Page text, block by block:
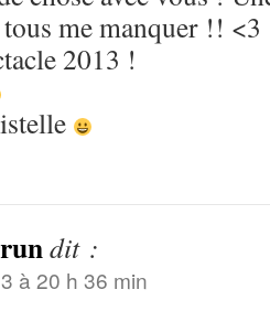
me manquer !! <3
2013 !
dit :
à 20 h 36 min